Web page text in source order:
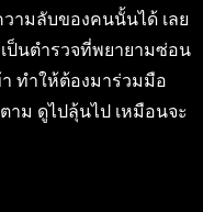
ามลับของคนนั้นได้ เลย
ป็นตำรวจที่พยายามซ่อน
ทำให้ต้องมาร่วมมือ
าม ดูไปลุ้นไป เหมือนจะ